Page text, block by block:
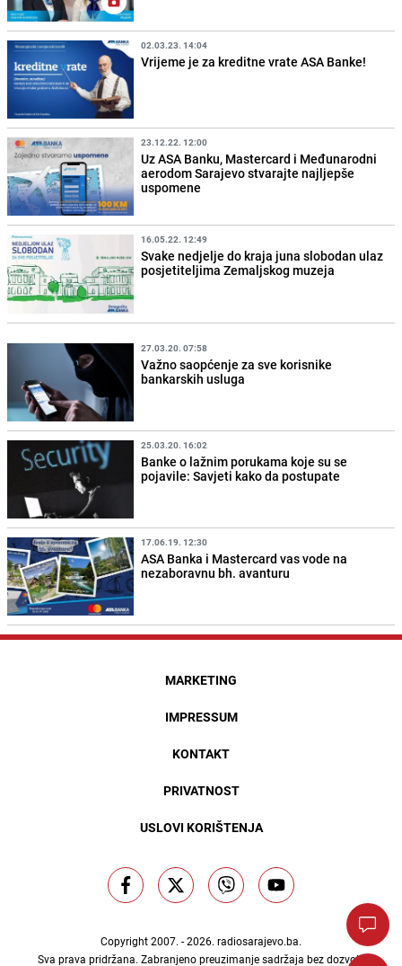
02.03.23. 14:04
Vrijeme je za kreditne vrate ASA Banke!
23.12.22. 12:00
Uz ASA Banku, Mastercard i Međunarodni
aerodom Sarajevo stvarajte najljepše
uspomene
16.05.22. 12:49
Svake nedjelje do kraja juna slobodan ulaz
posjetiteljima Zemaljskog muzeja
27.03.20. 07:58
Važno saopćenje za sve korisnike
bankarskih usluga
25.03.20. 16:02
Banke o lažnim porukama koje su se
pojavile: Savjeti kako da postupate
17.06.19. 12:30
ASA Banka i Mastercard vas vode na
nezaboravnu bh. avanturu
MARKETING
IMPRESSUM
KONTAKT
PRIVATNOST
USLOVI KORIŠTENJA
Copyright 2007. - 2026. radiosarajevo.ba.
Sva prava pridržana. Zabranjeno preuzimanje sadržaja bez dozvole